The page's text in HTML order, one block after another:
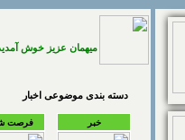
میهمان عزیز خوش
دسته بندی موضوعی اخبار
خبر فرصت